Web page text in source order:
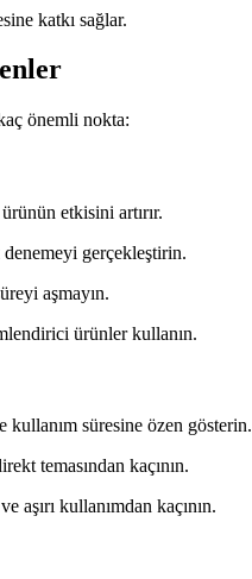
katkı sağlar.
önemli nokta:
etkisini artırır.
gerçekleştirin.
aşmayın.
ürünler kullanın.
süresine özen gösterin.
temasından kaçının.
aşırı kullanımdan kaçının.